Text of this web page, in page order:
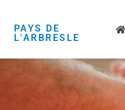
PAYS DE
L'ARBRESLE